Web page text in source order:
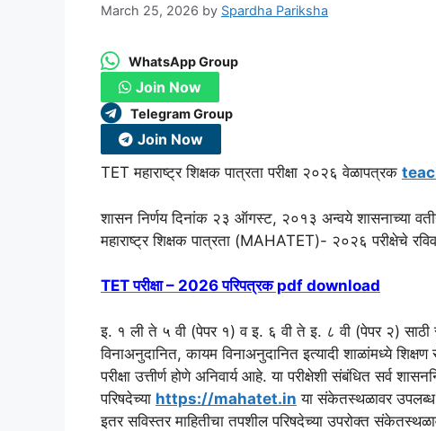
March 25, 2026 by Spardha Pariksha
WhatsApp Group
Join Now
Telegram Group
Join Now
TET महाराष्ट्र शिक्षक पात्रता परीक्षा २०२६ वेळापत्रक
शासन निर्णय दिनांक २३ ऑगस्ट, २०१३ अन्वये शासनाच्या वतीने
महाराष्ट्र शिक्षक पात्रता (MAHATET)- २०२६ परीक्षेचे
TET परीक्षा – 2026 परिपत्रक pdf download
इ. १ ली ते ५ वी (पेपर १) व इ. ६ वी ते इ. ८ वी (पेपर २) साठी
विनाअनुदानित, कायम विनाअनुदानित इत्यादी शाळांमध्ये
परीक्षा उत्तीर्ण होणे अनिवार्य आहे. या परीक्षेशी संबंधित सर्व
परिषदेच्या https://mahatet.in या संकेतस्थळावर
इतर सविस्तर माहितीचा तपशील परिषदेच्या उपरोक्त